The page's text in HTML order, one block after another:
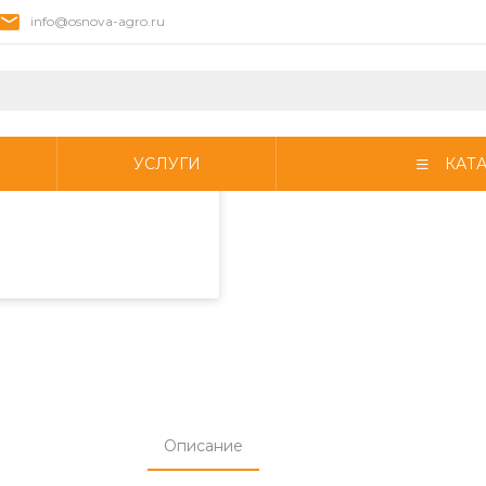
и
Продолжая
info@osnova-agro.ru
УСЛУГИ
Описание